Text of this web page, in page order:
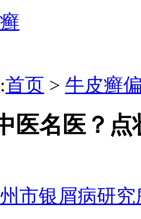
首页 > 牛皮癣
医名医？
市银屑病研究